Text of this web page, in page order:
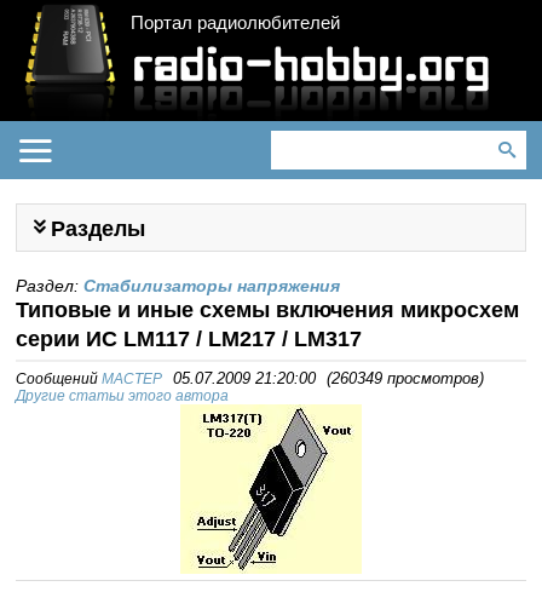
Портал радиолюбителей
Разделы
Раздел:Стабилизаторы напряжения
Типовые и иные схемы включения микросхем
серии ИС LM117 / LM217 / LM317
СообщенийMACTEP 05.07.2009 21:20:00 (260349 просмотров)
Другие статьи этого автора